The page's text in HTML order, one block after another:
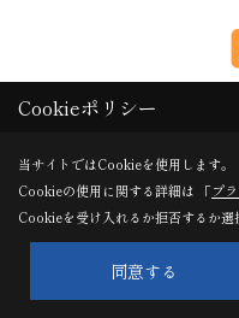
Cookieポリシー
当サイトではCookieを使用します。
Cookieの使用に関する詳細は 「プ
Cookieを受け入れるか拒否するか選
同意する